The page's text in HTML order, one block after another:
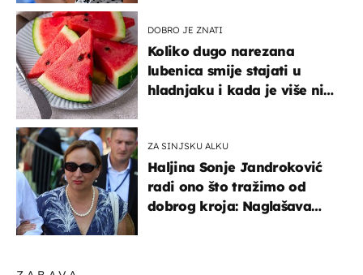
DOBRO JE ZNATI
Koliko dugo narezana
lubenica smije stajati u
hladnjaku i kada je više nije
ZA SINJSKU ALKU
Haljina Sonje Jandroković
radi ono što tražimo od
dobrog kroja: Naglašava